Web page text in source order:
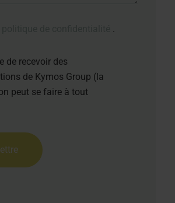
.
de recevoir des
de Kymos Group (la
peut se faire à tout